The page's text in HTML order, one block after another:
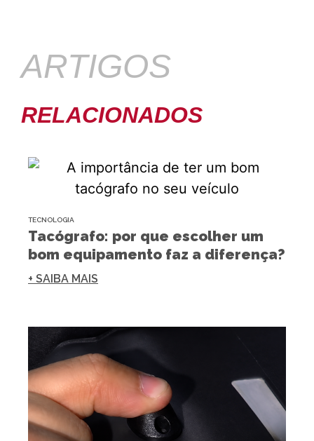
ARTIGOS
RELACIONADOS
TECNOLOGIA
Tacógrafo: por que escolher um
bom equipamento faz a diferença?
+ SAIBA MAIS